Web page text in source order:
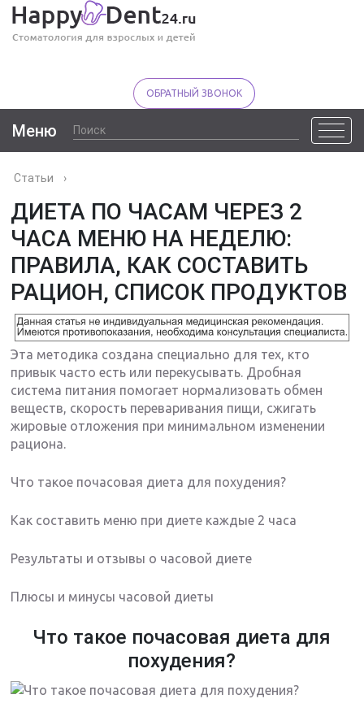
ОБРАТНЫЙ ЗВОНОК
Меню
Статьи ›
ДИЕТА ПО ЧАСАМ ЧЕРЕЗ 2
ЧАСА МЕНЮ НА НЕДЕЛЮ:
ПРАВИЛА, КАК СОСТАВИТЬ
РАЦИОН, СПИСОК ПРОДУКТОВ
Эта методика создана специально для тех, кто
привык часто есть или перекусывать. Дробная
система питания помогает нормализовать обмен
веществ, скорость переваривания пищи, сжигать
жировые отложения при минимальном изменении
рациона.
Что такое почасовая диета для похудения?
Как составить меню при диете каждые 2 часа
Результаты и отзывы о часовой диете
Плюсы и минусы часовой диеты
Что такое почасовая диета для
похудения?